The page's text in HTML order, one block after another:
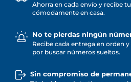
Ahorra en cada envío y recibe
cómodamente en casa.
No te pierdas ningún
Recibe cada entrega en orden
por buscar números sueltos.
Sin compromiso de